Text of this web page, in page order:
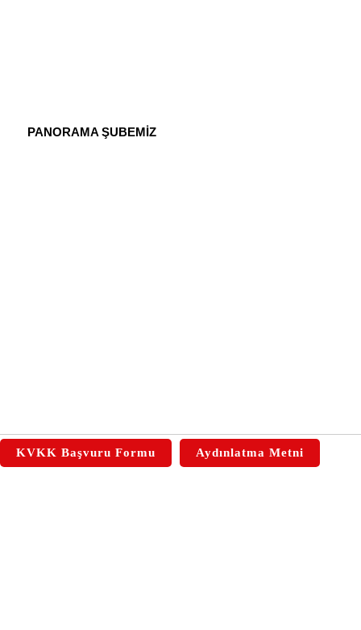
PANORAMA ŞUBEMİZ
KVKK Başvuru Formu Aydınlatma Metni